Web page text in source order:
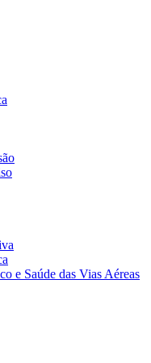
e Saúde das Vias Aéreas